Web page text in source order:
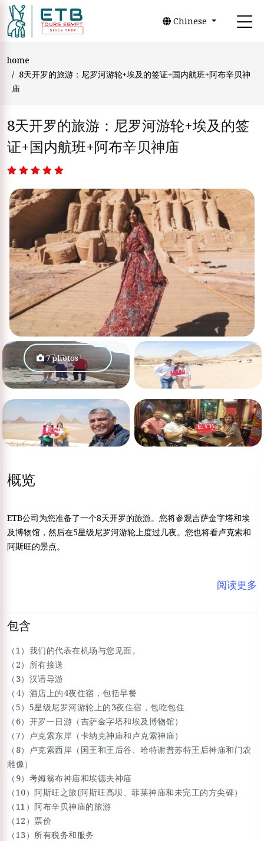
Chinese
home
8天开罗的旅游：尼罗河游轮+埃及的签证+国内航班+阿布辛贝神
庙
8天开罗的旅游：尼罗河游轮+埃及的签
证+国内航班+阿布辛贝神庙
7 photos
概览
ETB公司为您准备了一个8天开罗的旅游。您将参观吉萨金字塔和埃
及博物馆，然后在5星级尼罗河游轮上度过几夜。您也将看卢克索和
阿斯旺的景点。
阅读更多
包含
（1）我们的代表在机场与您见面。
（2）所有接送
（3）汉语导游
（4）酒店上的4夜住宿，包括早餐
（5）5星级尼罗河游轮上的3夜住宿，包吃包住
（6）开罗一日游（吉萨金字塔和埃及博物馆）
（7）卢克索东岸（卡纳克神庙和卢克索神庙）
（8）卢克索西岸（国王和王后谷、哈特谢普苏特王后神庙和门农
雕像）
（9）考姆翁布神庙和埃德夫神庙
（10）阿斯旺之旅(阿斯旺高坝、菲莱神庙和未完工的方尖碑）
（11）阿布辛贝神庙的旅游
（12）票价
（13）所有税务和服务